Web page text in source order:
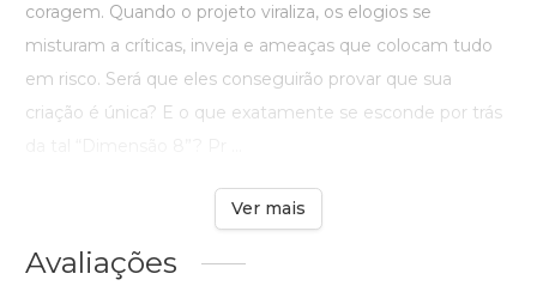
coragem. Quando o projeto viraliza, os elogios se
misturam a críticas, inveja e ameaças que colocam tudo
em risco. Será que eles conseguirão provar que sua
criação é única? E o que exatamente se esconde por trás
Ver mais
Avaliações